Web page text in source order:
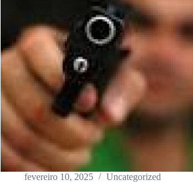
fevereiro 10, 2025 Uncategorized